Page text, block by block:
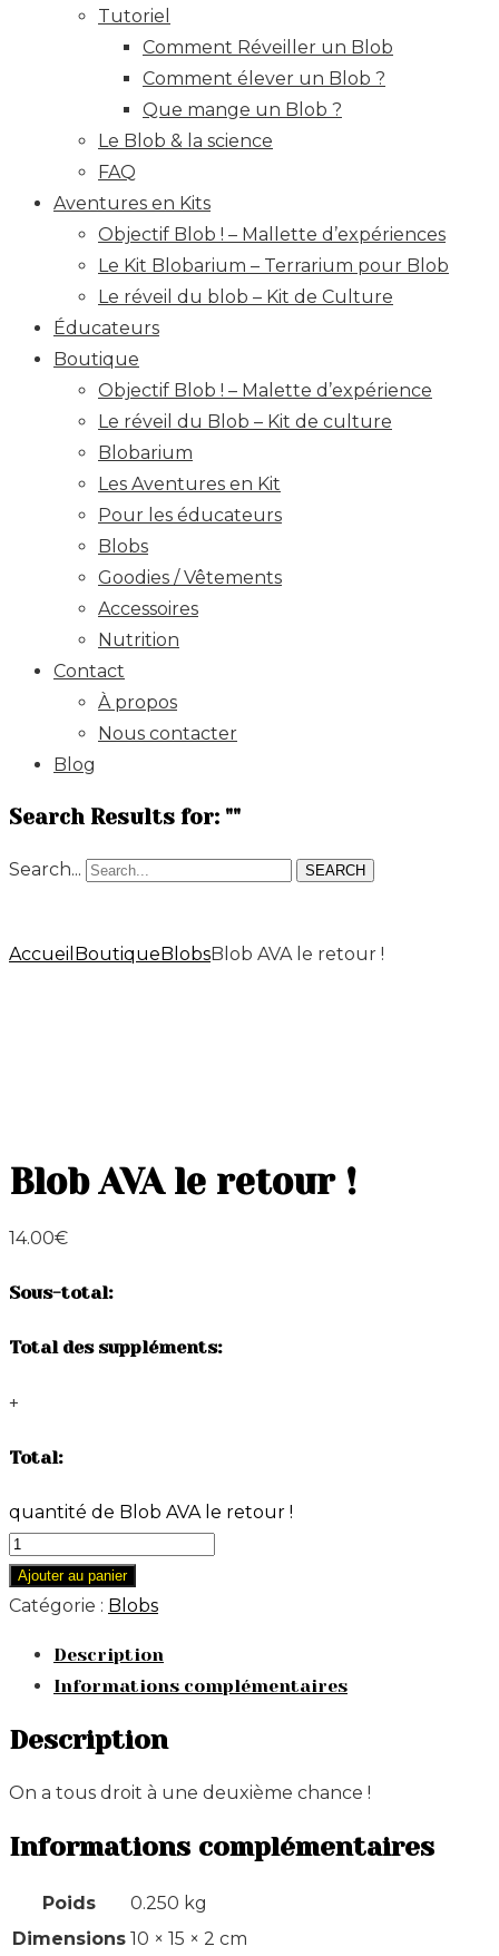
Tutoriel
Comment Réveiller un Blob
Comment élever un Blob ?
Que mange un Blob ?
Le Blob & la science
FAQ
Aventures en Kits
Objectif Blob ! – Mallette d’expériences
Le Kit Blobarium – Terrarium pour Blob
Le réveil du blob – Kit de Culture
Éducateurs
Boutique
Objectif Blob ! – Malette d’expérience
Le réveil du Blob – Kit de culture
Blobarium
Les Aventures en Kit
Pour les éducateurs
Blobs
Goodies / Vêtements
Accessoires
Nutrition
Contact
À propos
Nous contacter
Blog
Search Results for: ""
Search... SEARCH
Accueil BoutiqueBlobsBlob AVA le retour !
Blob AVA le retour !
14.00€
Sous-total:
Total des suppléments:
+
Total:
quantité de Blob AVA le retour !
Ajouter au panier
Catégorie : Blobs
Description
Informations complémentaires
Description
On a tous droit à une deuxième chance !
Informations complémentaires
Poids
0.250 kg
Dimensions 10 × 15 × 2 cm